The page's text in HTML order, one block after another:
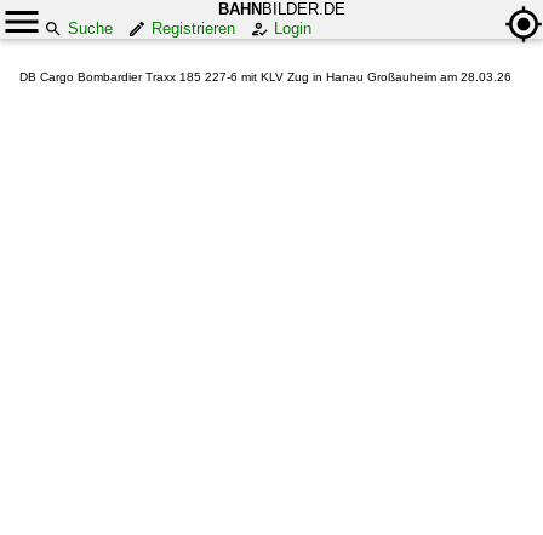
BAHN BILDER.DE
Suche
Registrieren Login
DB Cargo Bombardier Traxx 185 227-6 mit KLV Zug in Hanau Großauheim am 28.03.26